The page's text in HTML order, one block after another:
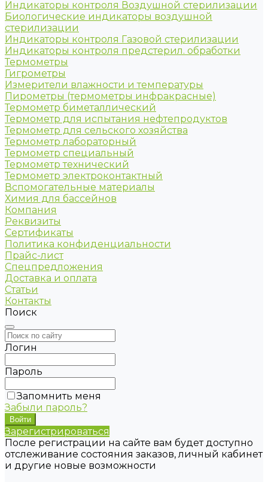
Индикаторы контроля Воздушной стерилизации
Биологические индикаторы воздушной
стерилизации
Индикаторы контроля Газовой стерилизации
Индикаторы контроля предстерил. обработки
Термометры
Гигрометры
Измерители влажности и температуры
Пирометры (термометры инфракрасные)
Термометр биметаллический
Термометр для испытания нефтепродуктов
Термометр для сельского хозяйства
Термометр лабораторный
Термометр специальный
Термометр технический
Термометр электроконтактный
Вспомогательные материалы
Химия для бассейнов
Компания
Реквизиты
Сертификаты
Политика конфиденциальности
Прайс-лист
Спецпредложения
Доставка и оплата
Статьи
Контакты
Поиск
Логин
Пароль
Запомнить меня
Забыли пароль?
Зарегистрироваться
После регистрации на сайте вам будет доступно
отслеживание состояния заказов, личный кабинет
и другие новые возможности